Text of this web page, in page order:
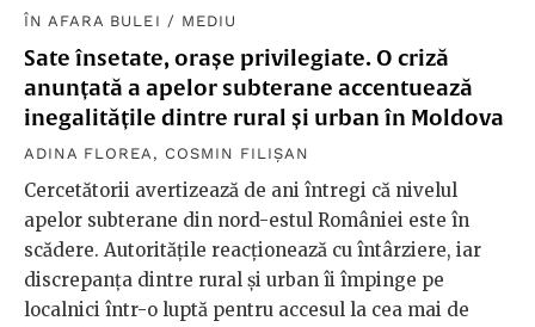
ÎN AFARA BULEI / MEDIU
Sate însetate, orașe privilegiate. O criză
anunțată a apelor subterane accentuează
inegalitățile dintre rural și urban în Moldova
ADINA FLOREA , COSMIN FILIȘAN
Cercetătorii avertizează de ani întregi că nivelul
apelor subterane din nord-estul României este în
scădere. Autoritățile reacționează cu întârziere, iar
discrepanța dintre rural și urban îi împinge pe
localnici într-o luptă pentru accesul la cea mai de